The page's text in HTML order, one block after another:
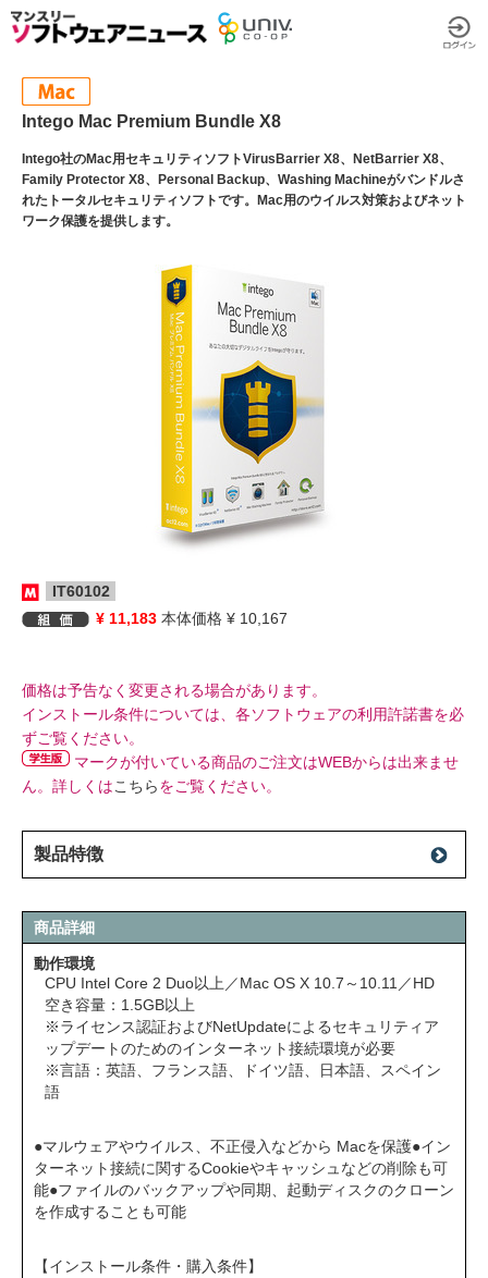
Intego Mac Premium Bundle X8
Intego社のMac用セキュリティソフトVirusBarrier X8、NetBarrier X8、
Family Protector X8、Personal Backup、Washing Machineがバンドルさ
れたトータルセキュリティソフトです。Mac用のウイルス対策およびネット
ワーク保護を提供します。
IT60102
¥ 11,183 本体価格 ¥ 10,167
価格は予告なく変更される場合があります。
インストール条件については、各ソフトウェアの利用許諾書を必
ずご覧ください。
マークが付いている商品のご注文はWEBからは出来ませ
ん。詳しくはこちらをご覧ください。
製品特徴
商品詳細
動作環境
CPU Intel Core 2 Duo以上／Mac OS X 10.7～10.11／HD
空き容量：1.5GB以上
※ライセンス認証およびNetUpdateによるセキュリティア
ップデートのためのインターネット接続環境が必要
※言語：英語、フランス語、ドイツ語、日本語、スペイン
語
●マルウェアやウイルス、不正侵入などから Macを保護●イン
ターネット接続に関するCookieやキャッシュなどの削除も可
能●ファイルのバックアップや同期、起動ディスクのクローン
を作成することも可能
【インストール条件・購入条件】